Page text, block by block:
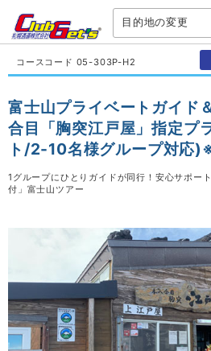
目的地の変更
コースコード 05-303P-H2
富士山プライベートガイド
合目「胸突江戸屋」指定プ
ト/2-10名様グループ対応
1グループにひとりガイドが同行！安心サポー
付」富士山ツアー